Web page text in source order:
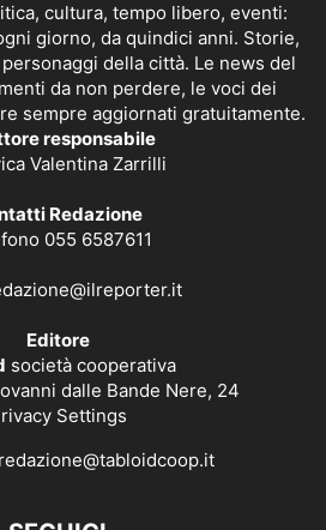
cultura, tempo libero, eventi:
giorno, da quindici anni. Storie,
della città. Le news del
da non perdere, le voci dei
sempre aggiornati gratuitamente.
responsabile
Valentina Zarrilli
Redazione
055 6587611
Editore
società cooperativa
dalle Bande Nere, 24
Settings
redazione@tabloidcoop.it